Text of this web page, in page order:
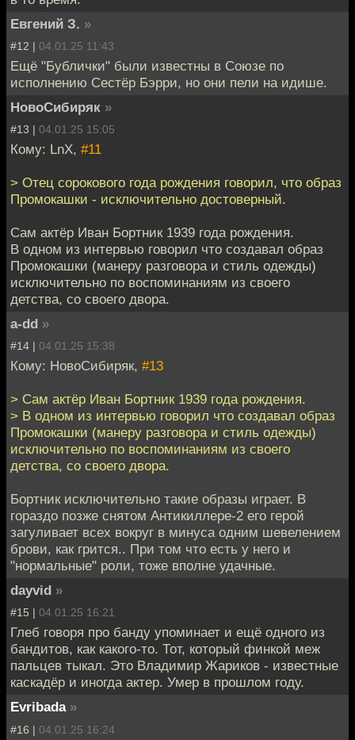
Евгений З. »
#12 | 04.01.25 11:43
Ещё "Бублички" были известны в Союзе по
исполнению Сестёр Бэрри, но они пели на идише.
НовоСибиряк »
#13 | 04.01.25 15:05
Кому: LnX, #11
> Отец сорокового года рождения говорил, что образ
Промокашки - исключительно достоверный.
Сам актёр Иван Бортник 1939 года рождения.
В одном из интервью говорил что создавал образ
Промокашки (манеру разговора и стиль одежды)
исключительно по воспоминаниям из своего
детства, со своего двора.
a-dd »
#14 | 04.01.25 15:38
Кому: НовоСибиряк, #13
> Сам актёр Иван Бортник 1939 года рождения.
> В одном из интервью говорил что создавал образ
Промокашки (манеру разговора и стиль одежды)
исключительно по воспоминаниям из своего
детства, со своего двора.
Бортник исключительно такие образы играет. В
гораздо позже снятом Антикиллере-2 его герой
загуливает всех вокруг в минуса одним шевелением
брови, как грится.. При том что есть у него и
"нормальные" роли, тоже вполне удачные.
dayvid »
#15 | 04.01.25 16:21
Глеб говоря про банду упоминает и ещё одного из
бандитов, как какого-то. Тот, который финкой меж
пальцев тыкал. Это Владимир Жариков - известные
каскадёр и иногда актер. Умер в прошлом году.
Evribada »
#16 | 04.01.25 16:24